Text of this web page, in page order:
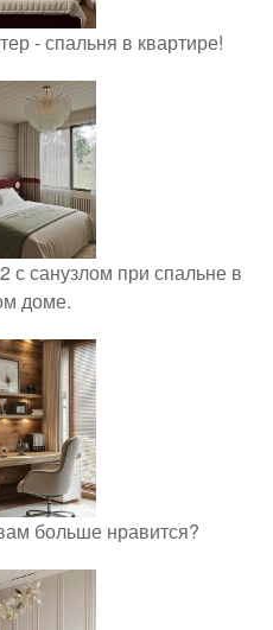
- спальня в квартире!
с санузлом при спальне в
доме.
больше нравится?